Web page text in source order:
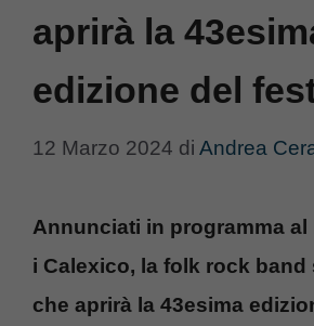
aprirà la
edizione del
12 Marzo 2024 di Andrea
Annunciati in programma al
i Calexico, la folk rock band
che aprirà la 43esima